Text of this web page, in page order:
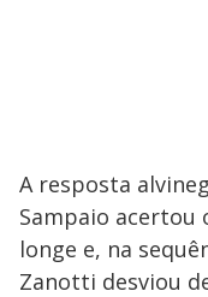
A resposta
Sampaio acertou
longe e, na
Zanotti desviou